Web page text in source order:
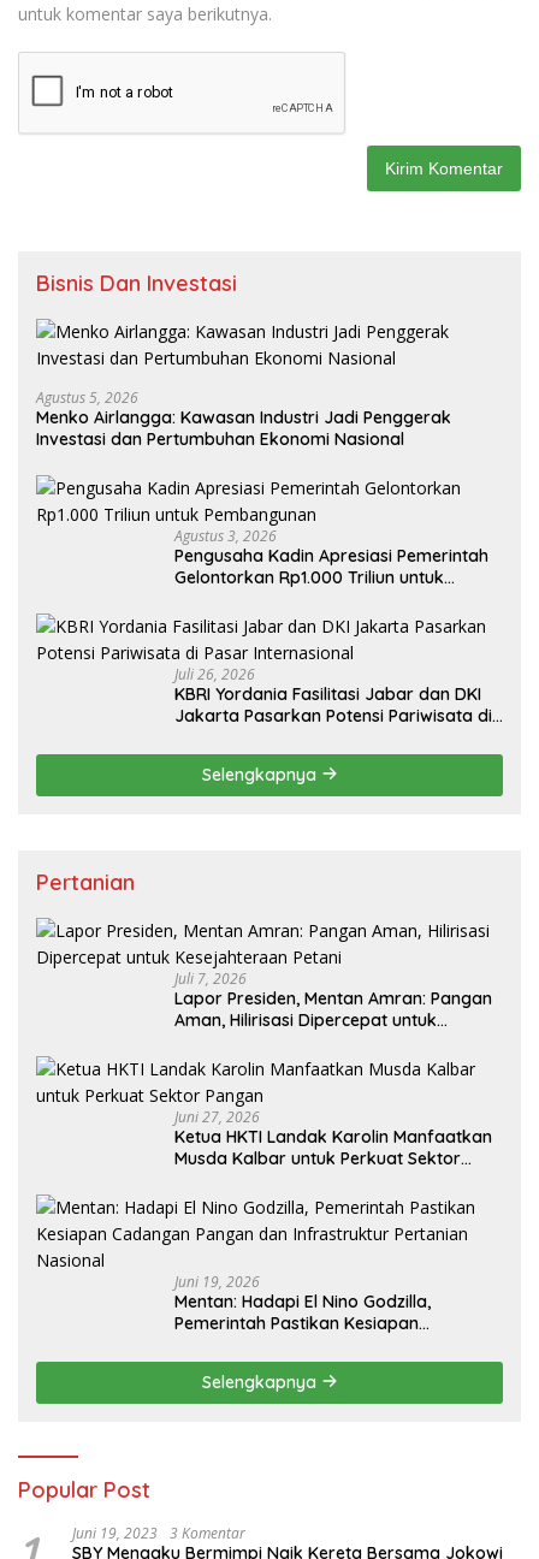
untuk komentar saya berikutnya.
Bisnis Dan Investasi
Agustus 5, 2026
Menko Airlangga: Kawasan Industri Jadi Penggerak
Investasi dan Pertumbuhan Ekonomi Nasional
Agustus 3, 2026
Pengusaha Kadin Apresiasi Pemerintah
Gelontorkan Rp1.000 Triliun untuk
Juli 26, 2026
KBRI Yordania Fasilitasi Jabar dan DKI
Jakarta Pasarkan Potensi Pariwisata di
Selengkapnya
Pertanian
Juli 7, 2026
Lapor Presiden, Mentan Amran: Pangan
Aman, Hilirisasi Dipercepat untuk
Juni 27, 2026
Ketua HKTI Landak Karolin Manfaatkan
Musda Kalbar untuk Perkuat Sektor
Juni 19, 2026
Mentan: Hadapi El Nino Godzilla,
Pemerintah Pastikan Kesiapan
Pertanian Nasional
Selengkapnya
Popular Post
Juni 19, 2023 3 Komentar
SBY Mengaku Bermimpi Naik Kereta Bersama Jokowi